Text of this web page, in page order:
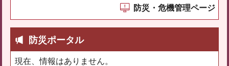
防災・危機管理ページ
防災ポータル
現在、情報はありません。